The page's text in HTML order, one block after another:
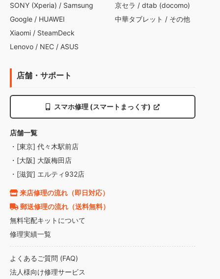
SONY (Xperia) / Samsung
Google / HUAWEI
Xiaomi / SteamDeck
Lenovo / NEC / ASUS
京セラ / dtab (docomo)
中華タブレット / その他
店舗・サポート
スマホ修理 (スマートまっくす)
店舗一覧
・[東京] 代々木駅前店
・[大阪] 大阪梅田店
・[滋賀] エルティ932店
来店修理の流れ（即日対応）
郵送修理の流れ（送料無料）
無料宅配キットについて
修理実績一覧
よくあるご質問 (FAQ)
法人様向け修理サービス